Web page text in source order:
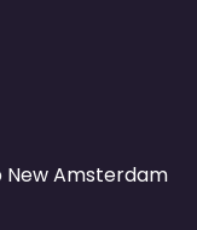
New Amsterdam